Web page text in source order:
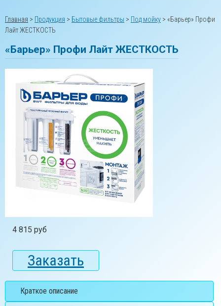
Главная > Продукция > Бытовые фильтры > Под мойку > «Барьер» Профи
Лайт ЖЕСТКОСТЬ
«Барьер» Профи Лайт ЖЕСТКОСТЬ
4 815 руб
Заказать
Краткое описание